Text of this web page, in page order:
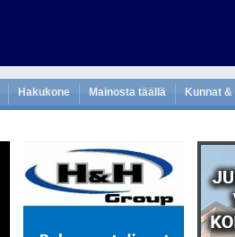
Hakukone Mainosta täällä Kunnat